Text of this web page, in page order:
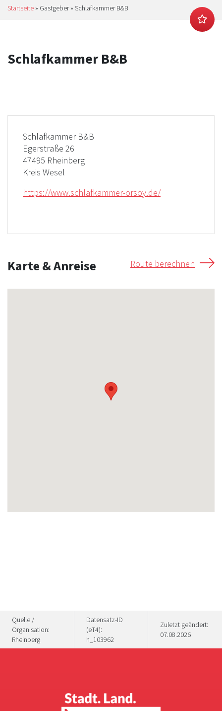
Startseite » Gastgeber» Schlafkammer B&B
Schlafkammer B&B
Schlafkammer B&B
Egerstraße 26
47495 Rheinberg
Kreis Wesel
https://www.schlafkammer-orsoy.de/
Karte & Anreise Route berechnen
Quelle /
Organisation:
Rheinberg
Datensatz-ID
(eT4):
h_103962
Zuletzt geändert:
07.08.2026